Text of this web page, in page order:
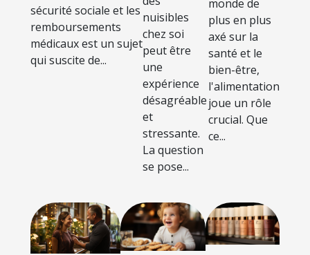
médicaux
sécurité sociale et les
remboursements
médicaux est un sujet
qui suscite de...
nuisibles
nuisibles
chez soi
peut être
une
expérience
désagréable
et
stressante.
La question
se pose...
bien-être
monde de
plus en plus
axé sur la
santé et le
bien-être,
l'alimentation
joue un rôle
crucial. Que
ce...